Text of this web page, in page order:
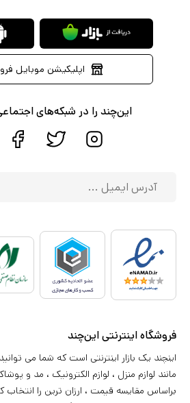
اپلیکیشن موبایل
این‌چند را در شبکه‌های
فروشگاه اینترنتی این‌چند
اینچند یک بازار اینترنتی است که شما می
مانند لوازم منزل ، لوازم الکترونیک ، مد و
براساس مقایسه قیمت ، ارزان ترین را انتخاب